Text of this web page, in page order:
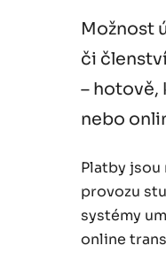
Možnost
či
– hotově,
nebo
Platby
provozu
systémy
online